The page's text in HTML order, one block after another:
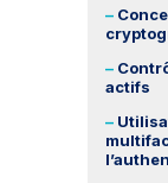
–
–
actifs
–